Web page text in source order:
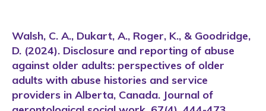
Walsh, C. A., Dukart, A., Roger, K., & Goodridge,
D. (2024). Disclosure and reporting of abuse
against older adults: perspectives of older
adults with abuse histories and service
providers in Alberta, Canada. Journal of